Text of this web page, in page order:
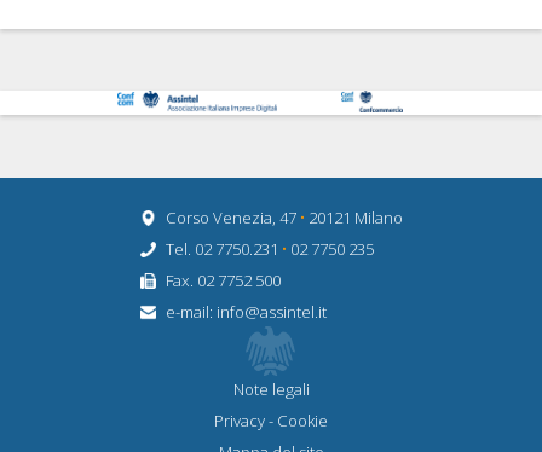
Corso Venezia, 47 • 20121 Milano
Tel. 02 7750.231 • 02 7750 235
Fax. 02 7752 500
e-mail: info@assintel.it
Note legali
Privacy- Cookie